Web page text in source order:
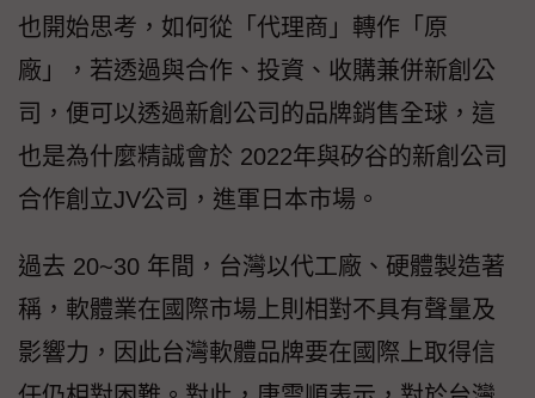
也開始思考，如何從「代理商」轉作「原
廠」，若透過與合作、投資、收購兼併新創公
司，便可以透過新創公司的品牌銷售全球，這
也是為什麼精誠會於 2022年與矽谷的新創公司
合作創立JV公司，進軍日本市場。
過去 20~30 年間，台灣以代工廠、硬體製造著
稱，軟體業在國際市場上則相對不具有聲量及
影響力，因此台灣軟體品牌要在國際上取得信